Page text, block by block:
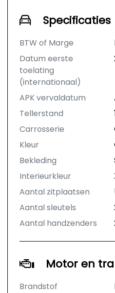
Specificaties
BTW of Marge
Datum eerste
toelating
(internationaal)
APK vervaldatum
Tellerstand
Carrosserie
Kleur
Bekleding
Interieurkleur
Aantal zitplaatsen
Aantal sleutels
Aantal handzenders
Motor en
Brandstof